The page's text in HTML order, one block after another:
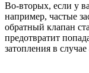
Во-вторых, если у
например, частые
обратный клапан
предотвратит
затопления в